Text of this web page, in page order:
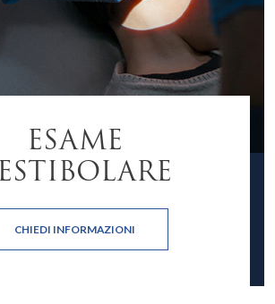
ESAME
CHIEDI INFORMAZIONI